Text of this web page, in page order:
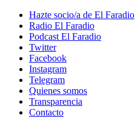
Hazte socio/a de El Faradio
Radio El Faradio
Podcast El Faradio
Twitter
Facebook
Instagram
Telegram
Quienes somos
Transparencia
Contacto